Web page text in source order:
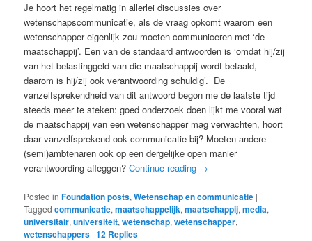
Je hoort het regelmatig in allerlei discussies over
wetenschapscommunicatie, als de vraag opkomt waarom een
wetenschapper eigenlijk zou moeten communiceren met ‘de
maatschappij’. Een van de standaard antwoorden is ‘omdat hij/zij
van het belastinggeld van die maatschappij wordt betaald,
daarom is hij/zij ook verantwoording schuldig’. De
vanzelfsprekendheid van dit antwoord begon me de laatste tijd
steeds meer te steken: goed onderzoek doen lijkt me vooral wat
de maatschappij van een wetenschapper mag verwachten, hoort
daar vanzelfsprekend ook communicatie bij? Moeten andere
(semi)ambtenaren ook op een dergelijke open manier
verantwoording afleggen?Continue reading →
Posted in Foundation posts,Wetenschap en communicatie |
Tagged communicatie,maatschappelijk,maatschappij,media,
universitair,universiteit,wetenschap,wetenschapper,
wetenschappers |12 Replies